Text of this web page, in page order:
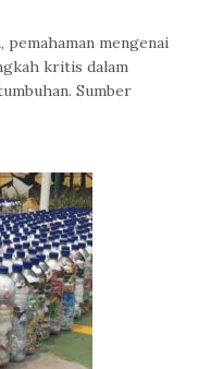
pemahaman mengenai
kritis dalam
Sumber